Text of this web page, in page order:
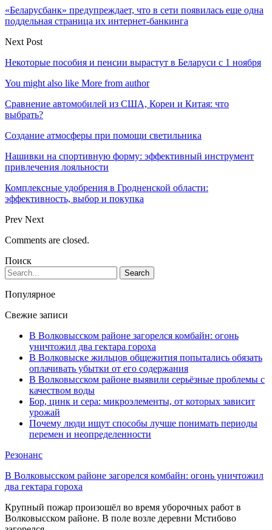
«Беларусбанк» предупреждает, что в сети появилась еще одна
поддельная страница их интернет-банкинга
Next Post
Некоторые пособия и пенсии вырастут в Беларуси с 1 ноября
You might also like More from author
Сравнение автомобилей из США, Кореи и Китая: что
выбрать?
Создание атмосферы при помощи светильника
Нашивки на спортивную форму: эффективный инструмент
привлечения лояльности
Комплексные удобрения в Гродненской области:
эффективность, выбор и покупка
Prev Next
Comments are closed.
Поиск
Популярное
Свежие записи
В Волковысском районе загорелся комбайн: огонь
уничтожил два гектара гороха
В Волковыске жильцов общежития попытались обязать
оплачивать убытки от его содержания
В Волковысском районе выявили серьёзные проблемы с
качеством воды
Бор, цинк и сера: микроэлементы, от которых зависит
урожай
Почему люди ищут способы лучше понимать периоды
перемен и неопределенности
Резонанс
В Волковысском районе загорелся комбайн: огонь уничтожил
два гектара гороха
Крупный пожар произошёл во время уборочных работ в
Волковысском районе. В поле возле деревни Мстибово